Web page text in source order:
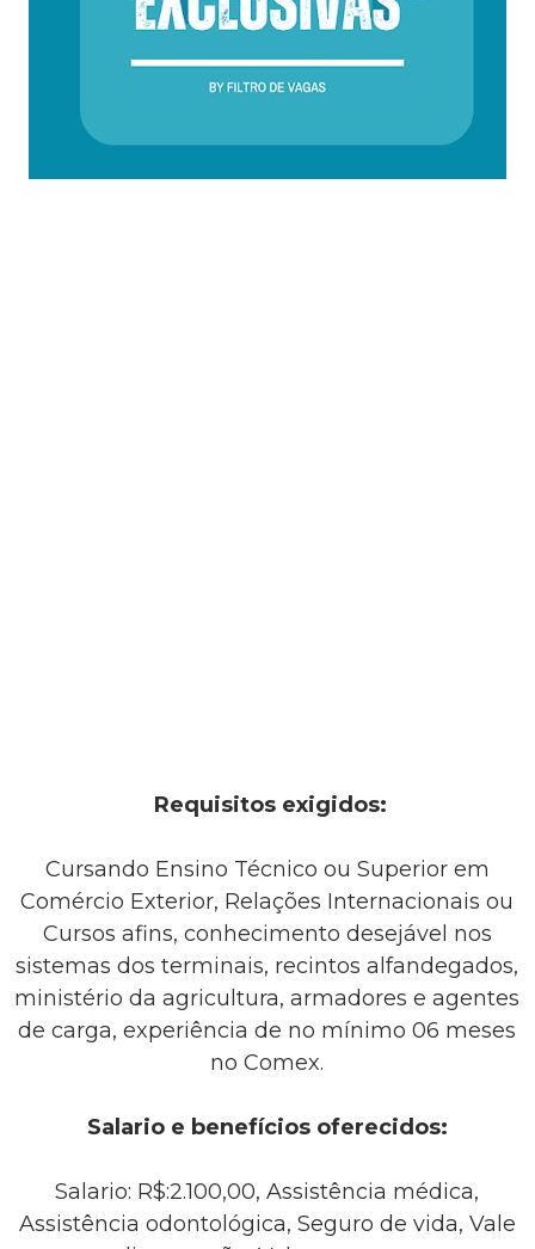
Requisitos exigidos:
Cursando Ensino Técnico ou Superior em
Comércio Exterior, Relações Internacionais ou
Cursos afins, conhecimento desejável nos
sistemas dos terminais, recintos alfandegados,
ministério da agricultura, armadores e agentes
de carga, experiência de no mínimo 06 meses
no Comex.
Salario e benefícios oferecidos:
Salario: R$:2.100,00, Assistência médica,
Assistência odontológica, Seguro de vida, Vale